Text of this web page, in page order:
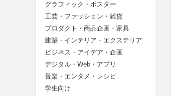
グラフィック・ポスター
工芸・ファッション・雑貨
プロダクト・商品企画・家具
建築・インテリア・エクステリア
ビジネス・アイデア・企画
デジタル・Web・アプリ
音楽・エンタメ・レシピ
学生向け